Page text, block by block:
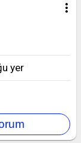
more_vert
yer